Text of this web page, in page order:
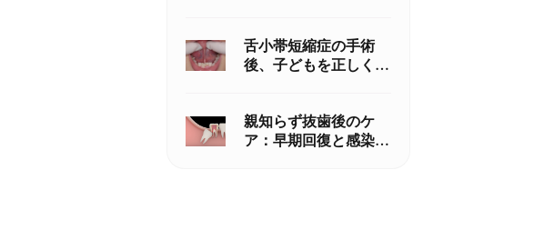
舌小帯短縮症の手術
後、子どもを正しくケ
親知らず抜歯後のケ
ア：早期回復と感染予